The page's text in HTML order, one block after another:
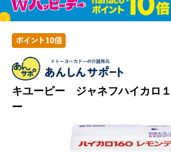
キユーピー ジャネフハイカロ
ー